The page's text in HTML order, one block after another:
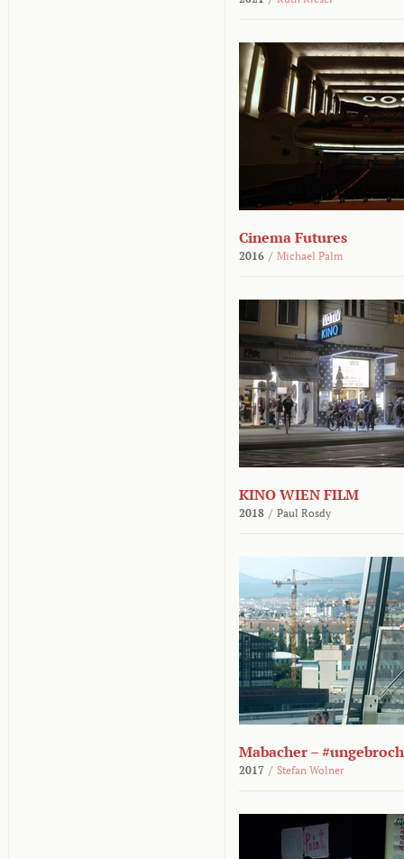
Cinema Futures
2016 / Michael Palm
KINO WIEN FILM
2018 / Paul Rosdy
Mabacher –
2017 / Stefan Wolner